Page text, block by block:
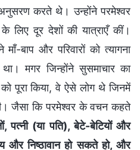
करते थे। उन्होंने परमेश्वर
लिए दूर देशों की यात्राएँ कीं।
बाप और परिवारों को त्यागना
था। मगर जिन्होंने सुसमाचार का
पूरा किया, वे ऐसे लोग थे जिनमें
जैसा कि परमेश्वर के वचन कहते
पत्नी (या पति), बेटे-बेटियों और
और निष्ठावान हो सकते हो, और